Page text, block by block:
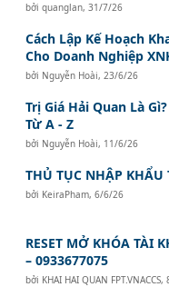
bởiquanglan,31/7/26
Cách Lập Kế Hoạch
Cho Doanh Nghiệp
bởi Nguyễn Hoài,23/6/26
Trị Giá Hải Quan Là
Từ A - Z
bởi Nguyễn Hoài, 11/6/26
THỦ TỤC NHẬP
bởi KeiraPham,6/6/26
RESET MỞ KHÓA TÀI
– 0933677075
bởi KHAI HAI QUAN FPT.VNACCS,